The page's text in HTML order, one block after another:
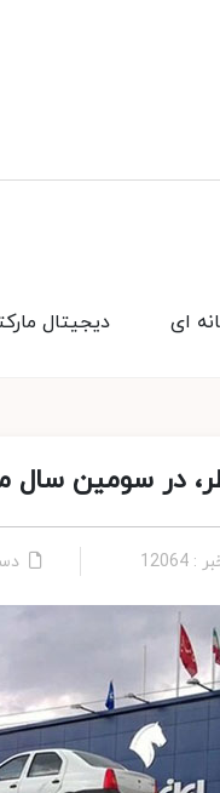
دیجیتال ای
در سومین سال